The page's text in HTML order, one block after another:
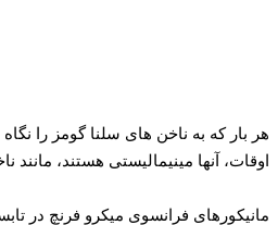
هر بار که به ناخن‌ های سلنا گومز را
اوقات، آنها مینیمالیستی هستند،
مانیکورهای فرانسوی میکرو فرنچ در